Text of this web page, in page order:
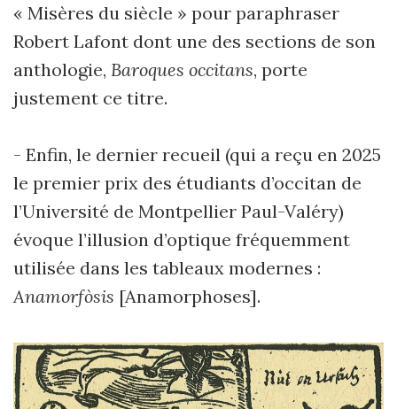
« Misères du siècle » pour paraphraser
Robert Lafont dont une des sections de son
anthologie, Baroques occitans, porte
justement ce titre.
- Enfin, le dernier recueil (qui a reçu en 2025
le premier prix des étudiants d’occitan de
l’Université de Montpellier Paul-Valéry)
évoque l’illusion d’optique fréquemment
utilisée dans les tableaux modernes :
Anamorfòsis [Anamorphoses].